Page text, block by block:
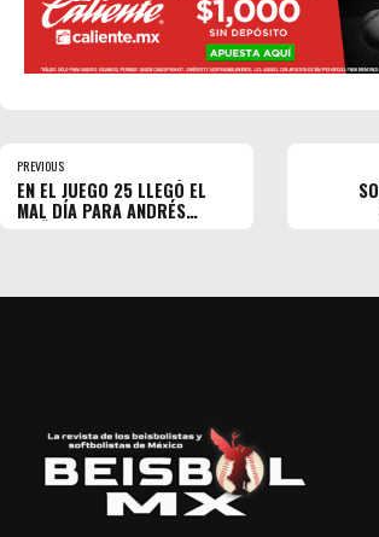
PREVIOUS
EN EL JUEGO 25 LLEGÓ EL
MAL DÍA PARA ANDRÉS